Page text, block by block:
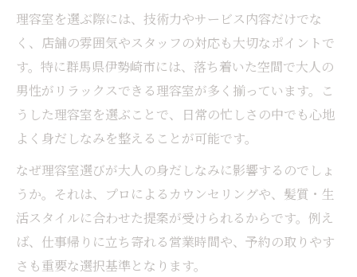
理容室を選ぶ際には、技術力やサービス内容だけでな
く、店舗の雰囲気やスタッフの対応も大切なポイントで
す。特に群馬県伊勢崎市には、落ち着いた空間で大人の
男性がリラックスできる理容室が多く揃っています。こ
うした理容室を選ぶことで、日常の忙しさの中でも心地
よく身だしなみを整えることが可能です。
なぜ理容室選びが大人の身だしなみに影響するのでしょ
うか。それは、プロによるカウンセリングや、髪質・生
活スタイルに合わせた提案が受けられるからです。例え
ば、仕事帰りに立ち寄れる営業時間や、予約の取りやす
さも重要な選択基準となります。